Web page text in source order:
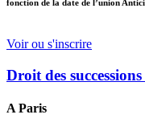
fonction de la date de l’union
Voir ou s'inscrire
Droit des
A Paris